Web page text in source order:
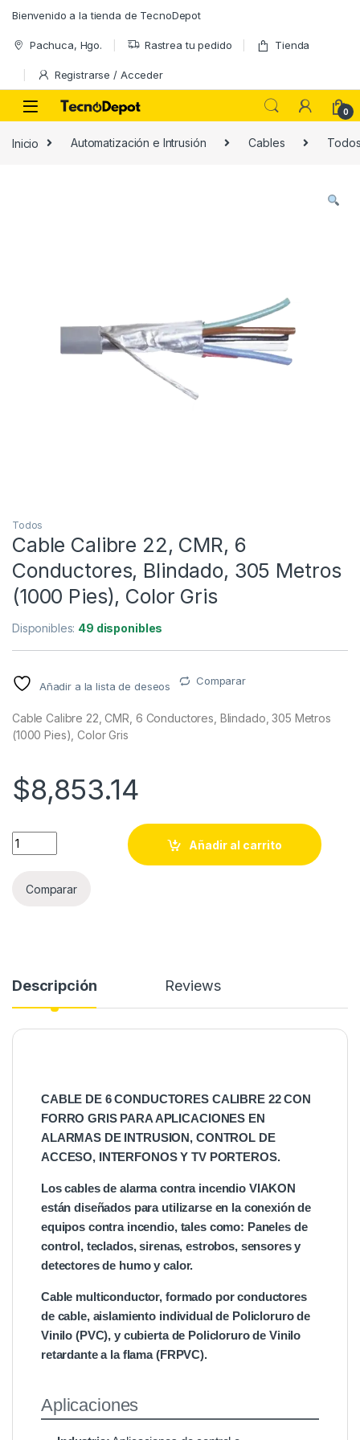
Bienvenido a la tienda de TecnoDepot
Pachuca, Hgo. Rastrea tu pedido Tienda
Registrarse / Acceder
0
Inicio Automatización e Intrusión Cables
Todos
Cable Calibre 22, CMR, 6
Conductores, Blindado, 305 Metros
(1000 Pies), Color Gris
Disponibles: 49 disponibles
Añadir a la lista de deseos Comparar
Cable Calibre 22, CMR, 6 Conductores, Blindado, 305 Metros
(1000 Pies), Color Gris
$8,853.14
Cable Calibre 22, CMR, 6 Conductores, Blindado, 305
Añadir al carrito
Comparar
Descripción Reviews
CABLE DE 6 CONDUCTORES CALIBRE 22 CON
FORRO GRIS PARA APLICACIONES EN
ALARMAS DE INTRUSION, CONTROL DE
ACCESO, INTERFONOS Y TV PORTEROS.
Los cables de alarma contra incendio VIAKON
están diseñados para utilizarse en la conexión de
equipos contra incendio, tales como: Paneles de
control, teclados, sirenas, estrobos, sensores y
detectores de humo y calor.
Cable multiconductor, formado por conductores
de cable, aislamiento individual de Policloruro de
Vinilo (PVC), y cubierta de Policloruro de Vinilo
retardante a la flama (FRPVC).
Aplicaciones